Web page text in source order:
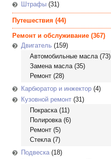
Штрафы (31)
Путешествия (44)
Ремонт и обслуживание (367)
Двигатель (159)
Автомобильные масла(73)
Замена масла(35)
Ремонт (28)
Карбюратор и инжектор (4)
Кузовной ремонт (31)
Покраска(11)
Полировка(6)
Ремонт (5)
Стекла(7)
Подвеска(18)